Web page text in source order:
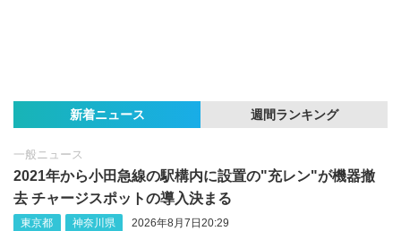
新着ニュース 週間ランキング
一般ニュース
2021年から小田急線の駅構内に設置の"充レン"が機器撤
去 チャージスポットの導入決まる
東京都 神奈川県 2026年8月7日20:29